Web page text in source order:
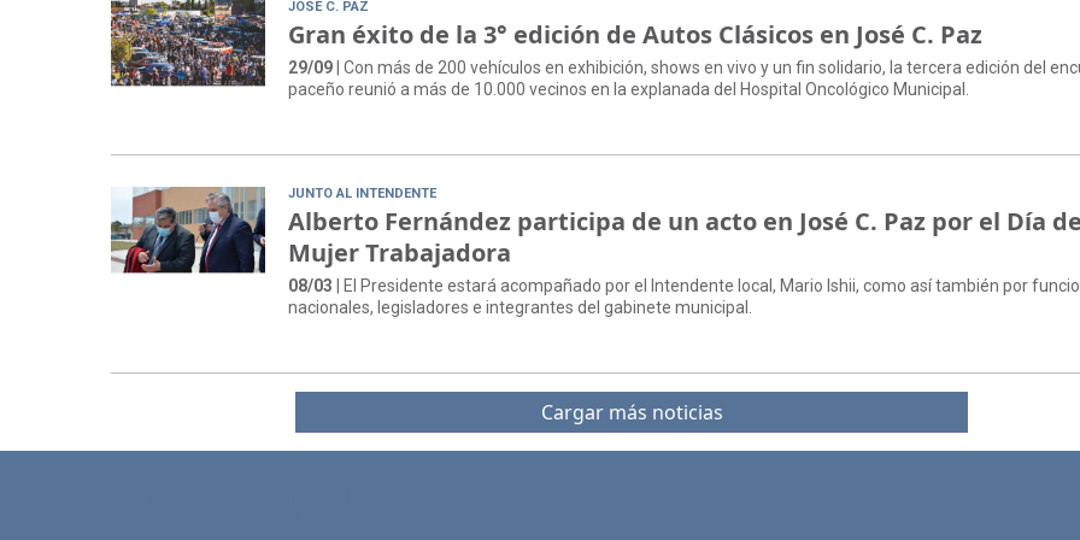
JOSÉ C. PAZ
Gran éxito de la 3° edición de Autos Clásicos en José C. Paz
29/09 | Con más de 200 vehículos en exhibición, shows en vivo y un fin solidario, la tercera edición del
paceño reunió a más de 10.000 vecinos en la explanada del Hospital Oncológico Municipal.
JUNTO AL INTENDENTE
Alberto Fernández participa de un acto en José C. Paz por el Día
Mujer Trabajadora
08/03 | El Presidente estará acompañado por el Intendente local, Mario Ishii, como así también por
nacionales, legisladores e integrantes del gabinete municipal.
Cargar más noticias